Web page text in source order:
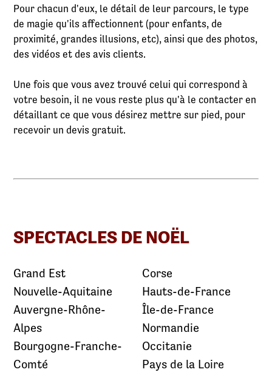
Pour chacun d'eux, le détail de leur parcours, le type
de magie qu'ils affectionnent (pour enfants, de
proximité, grandes illusions, etc), ainsi que des photos,
des vidéos et des avis clients.
Une fois que vous avez trouvé celui qui correspond à
votre besoin, il ne vous reste plus qu'à le contacter en
détaillant ce que vous désirez mettre sur pied, pour
recevoir un devis gratuit.
SPECTACLES DE NOËL
Grand Est
Nouvelle-Aquitaine
Auvergne-Rhône-
Alpes
Bourgogne-Franche-
Comté
Corse
Hauts-de-France
Île-de-France
Normandie
Occitanie
Pays de la Loire